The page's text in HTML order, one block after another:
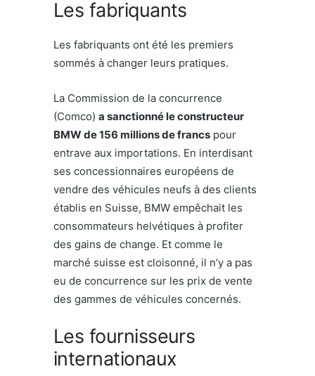
Les fabriquants
Les fabriquants ont été les premiers
sommés à changer leurs pratiques.
La Commission de la concurrence
(Comco) a sanctionné le constructeur
BMW de 156 millions de francs pour
entrave aux importations. En interdisant
ses concessionnaires européens de
vendre des véhicules neufs à des clients
établis en Suisse, BMW empêchait les
consommateurs helvétiques à profiter
des gains de change. Et comme le
marché suisse est cloisonné, il n’y a pas
eu de concurrence sur les prix de vente
des gammes de véhicules concernés.
Les fournisseurs
internationaux